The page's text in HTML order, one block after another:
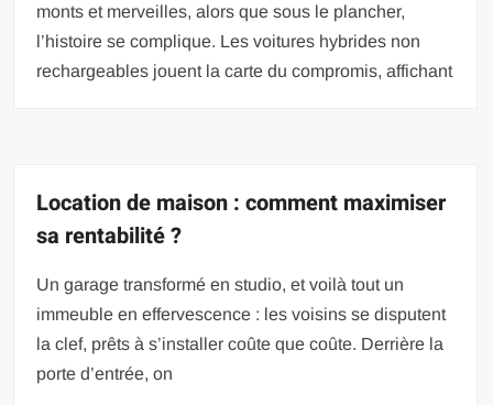
monts et merveilles, alors que sous le plancher,
l’histoire se complique. Les voitures hybrides non
rechargeables jouent la carte du compromis, affichant
Location de maison : comment maximiser
sa rentabilité ?
Un garage transformé en studio, et voilà tout un
immeuble en effervescence : les voisins se disputent
la clef, prêts à s’installer coûte que coûte. Derrière la
porte d’entrée, on